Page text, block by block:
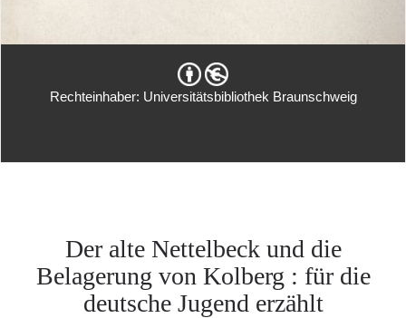
Rechteinhaber: Universitätsbibliothek Braunschweig
Der alte Nettelbeck und die
Belagerung von Kolberg : für die
deutsche Jugend erzählt